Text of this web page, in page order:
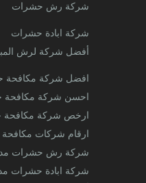
شركة رش حشرات
شركة ابادة حشرات
أفضل شركة لرش
افضل شركة مكافحة
احسن شركة مكافحة
ارخص شركة مكافحة
ارقام شركات
شركة رش حشرات
شركة ابادة حشرات